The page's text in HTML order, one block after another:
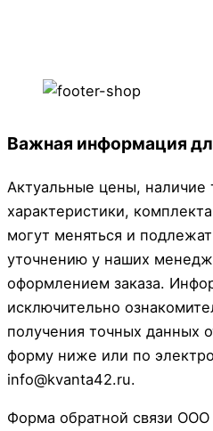
Важная информация
Актуальные цены, наличие
характеристики,
могут меняться и
уточнению у наших
оформлением заказа.
исключительно
получения точных данных
форму ниже или по
info@kvanta42.ru.
Форма обратной связи ООО